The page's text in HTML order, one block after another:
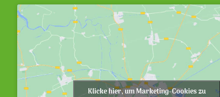
Klicke hier, um Marketing-Cookies zu